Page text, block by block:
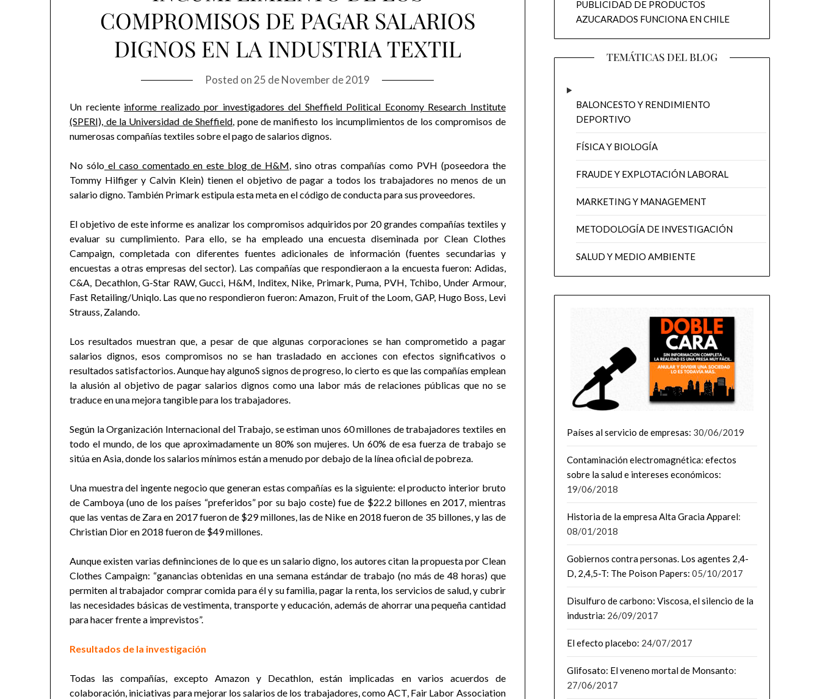
COMPROMISOS DE PAGAR SALARIOS
DIGNOS EN LA INDUSTRIA TEXTIL
Posted on 25 de November de 2019
Un reciente informe realizado por investigadores del Sheffield Political Economy Research Institute
(SPERI), de la Universidad de Sheffield, pone de manifiesto los incumplimientos de los compromisos de
numerosas compañías textiles sobre el pago de salarios dignos.
No sólo el caso comentado en este blog de H&M, sino otras compañías como PVH (poseedora the
Tommy Hilfiger y Calvin Klein) tienen el objetivo de pagar a todos los trabajadores no menos de un
salario digno. También Primark estipula esta meta en el código de conducta para sus proveedores.
El objetivo de este informe es analizar los compromisos adquiridos por 20 grandes compañías textiles y
evaluar su cumplimiento. Para ello, se ha empleado una encuesta diseminada por Clean Clothes
Campaign, completada con diferentes fuentes adicionales de información (fuentes secundarias y
encuestas a otras empresas del sector). Las compañías que respondieraon a la encuesta fueron: Adidas,
C&A, Decathlon, G-Star RAW, Gucci, H&M, Inditex, Nike, Primark, Puma, PVH, Tchibo, Under Armour,
Fast Retailing/Uniqlo. Las que no respondieron fueron: Amazon, Fruit of the Loom, GAP, Hugo Boss, Levi
Strauss, Zalando.
Los resultados muestran que, a pesar de que algunas corporaciones se han comprometido a pagar
salarios dignos, esos compromisos no se han trasladado en acciones con efectos significativos o
resultados satisfactorios. Aunque hay algunoS signos de progreso, lo cierto es que las compañías emplean
la alusión al objetivo de pagar salarios dignos como una labor más de relaciones públicas que no se
traduce en una mejora tangible para los trabajadores.
Según la Organización Internacional del Trabajo, se estiman unos 60 millones de trabajadores textiles en
todo el mundo, de los que aproximadamente un 80% son mujeres. Un 60% de esa fuerza de trabajo se
sitúa en Asia, donde los salarios mínimos están a menudo por debajo de la línea oficial de pobreza.
Una muestra del ingente negocio que generan estas compañías es la siguiente: el producto interior bruto
de Camboya (uno de los países “preferidos” por su bajo coste) fue de $22.2 billones en 2017, mientras
que las ventas de Zara en 2017 fueron de $29 millones, las de Nike en 2018 fueron de 35 billones, y las de
Christian Dior en 2018 fueron de $49 millones.
Aunque existen varias defininciones de lo que es un salario digno, los autores citan la propuesta por Clean
Clothes Campaign: “ganancias obtenidas en una semana estándar de trabajo (no más de 48 horas) que
permiten al trabajador comprar comida para él y su familia, pagar la renta, los servicios de salud, y cubrir
las necesidades básicas de vestimenta, transporte y educación, además de ahorrar una pequeña cantidad
para hacer frente a imprevistos”.
Resultados de la investigación
Todas las compañías, excepto Amazon y Decathlon, están implicadas en varios acuerdos de
colaboración, iniciativas para mejorar los salarios de los trabajadores, como ACT, Fair Labor Association
PUBLICIDAD DE PRODUCTOS
AZUCARADOS FUNCIONA EN CHILE
TEMÁTICAS DEL BLOG
BALONCESTO Y RENDIMIENTO
DEPORTIVO
FÍSICA Y BIOLOGÍA
FRAUDE Y EXPLOTACIÓN LABORAL
MARKETING Y MANAGEMENT
METODOLOGÍA DE INVESTIGACIÓN
SALUD Y MEDIO AMBIENTE
Países al servicio de empresas: 30/06/2019
Contaminación electromagnética: efectos
sobre la salud e intereses económicos:
19/06/2018
Historia de la empresa Alta Gracia Apparel:
08/01/2018
Gobiernos contra personas. Los agentes 2,4-
D, 2,4,5-T: The Poison Papers: 05/10/2017
Disulfuro de carbono: Viscosa, el silencio de la
industria: 26/09/2017
El efecto placebo: 24/07/2017
Glifosato: El veneno mortal de Monsanto:
27/06/2017